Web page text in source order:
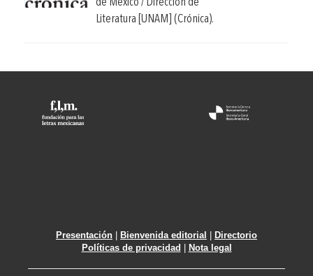
de México / Dirección de
Literatura [UNAM] (Crónica).
Presentación | Bienvenida editorial | Directorio
Políticas de privacidad | Nota legal